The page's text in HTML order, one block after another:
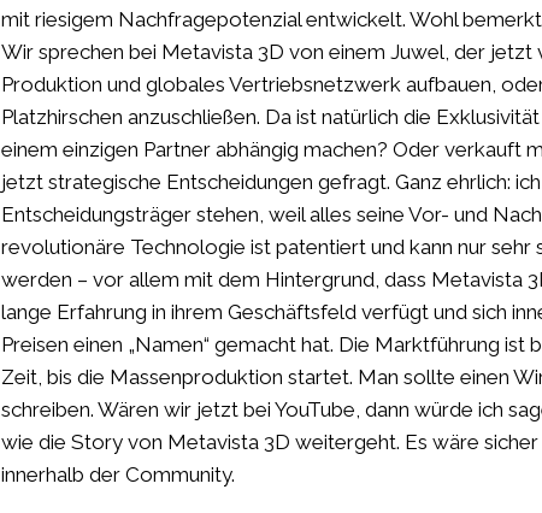
mit riesigem Nachfragepotenzial entwickelt. Wohl
Wir sprechen bei Metavista 3D von einem Juwel, der jetzt
Produktion und globales Vertriebsnetzwerk aufbauen,
Platzhirschen anzuschließen. Da ist natürlich die
einem einzigen Partner abhängig machen? Oder verkauft
jetzt strategische Entscheidungen gefragt. Ganz ehrlich:
Entscheidungsträger stehen, weil alles seine Vor- und
revolutionäre Technologie ist patentiert und kann nur
werden – vor allem mit dem Hintergrund, dass Metavista
lange Erfahrung in ihrem Geschäftsfeld verfügt und sich
Preisen einen „Namen“ gemacht hat. Die Marktführung ist
Zeit, bis die Massenproduktion startet. Man sollte einen
schreiben. Wären wir jetzt bei YouTube, dann würde ich
wie die Story von Metavista 3D weitergeht. Es wäre
innerhalb der Community.